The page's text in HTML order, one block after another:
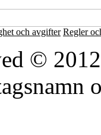
och avgifter Regler
©